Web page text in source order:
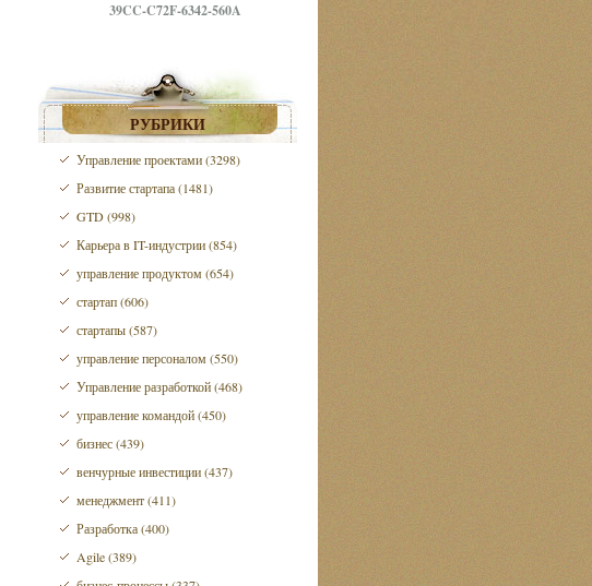
39CC-C72F-6342-560A
РУБРИКИ
Управление проектами (3298)
Развитие стартапа (1481)
GTD (998)
Карьера в IT-индустрии (854)
управление продуктом (654)
стартап (606)
стартапы (587)
управление персоналом (550)
Управление разработкой (468)
управление командой (450)
бизнес (439)
венчурные инвестиции (437)
менеджмент (411)
Разработка (400)
Agile (389)